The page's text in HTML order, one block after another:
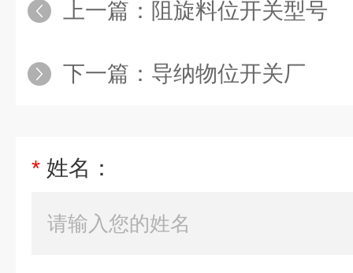
上一篇： 阻旋料位开关型号
下一篇： 导纳物位开关厂
* 姓名：